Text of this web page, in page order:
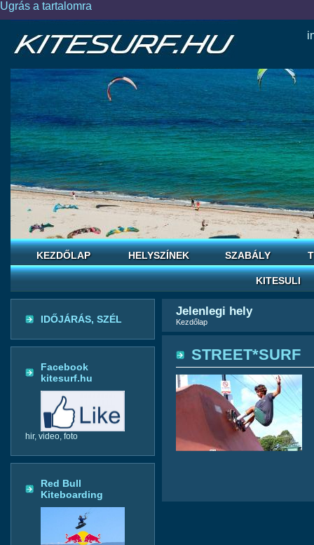
Ugrás a tartalomra
KEZDŐLAP HELYSZÍNEK SZABÁLY
KITESULI
IDŐJÁRÁS, SZÉL
Facebook
kitesurf.hu
hir, video, foto
Red Bull
Kiteboarding
Jelenlegi hely
Kezdőlap
STREET*SURF